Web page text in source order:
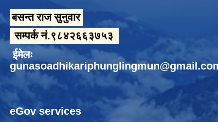
बसन्त राज सुनुवार
सम्पर्क नं.९८४२६६३७५३
ईमेलः
eGov services